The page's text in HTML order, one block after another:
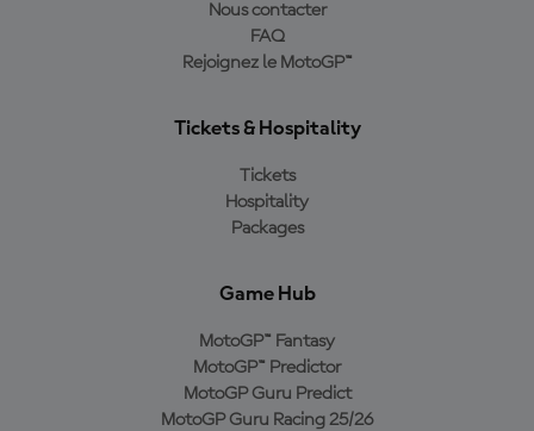
Nous contacter
FAQ
Rejoignez le MotoGP™
Tickets & Hospitality
Tickets
Hospitality
Packages
Game Hub
MotoGP™ Fantasy
MotoGP™ Predictor
MotoGP Guru Predict
MotoGP Guru Racing 25/26